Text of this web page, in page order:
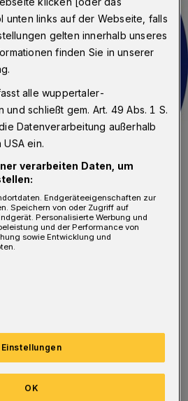
und neue Strukturen -
auch wir vom WSV uns
entziehen. Gerade im
Projekt "WSV2020" wollen
und ja, das kostet
wir es auch sagen: Ohne
unten links auf der Webseite, falls
gelten innerhalb unseres
finden Sie in unserer
alle wuppertaler-
und schließt gem. Art. 49 Abs. 1 S.
Datenverarbeitung außerhalb
USA ein.
verarbeiten Daten, um
Endgeräteeigenschaften zur
Speichern von oder Zugriff auf
Personalisierte Werbung und
und der Performance von
sowie Entwicklung und
Einstellungen
OK